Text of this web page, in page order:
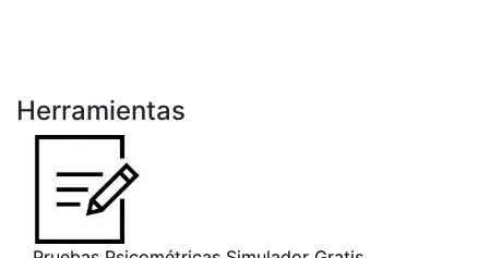
Herramientas